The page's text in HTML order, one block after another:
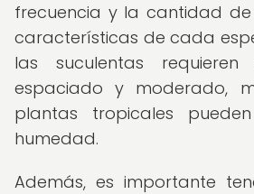
frecuencia y la cantidad
características de cada
las suculentas
espaciado y moderado,
plantas tropicales
humedad.
Además, es importante